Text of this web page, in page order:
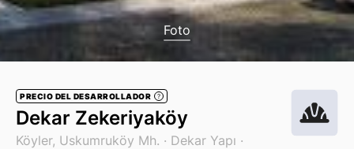
Foto
PRECIO DEL DESARROLLADOR ?
Dekar Zekeriyaköy
Köyler, Uskumruköy Mh. · Dekar Yapı ·